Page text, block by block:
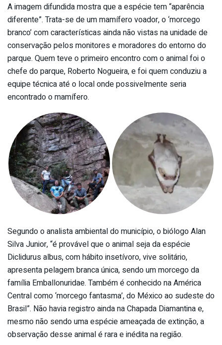
A imagem difundida mostra que a espécie tem “aparência
diferente”. Trata-se de um mamífero voador, o ‘morcego
branco’ com características ainda não vistas na unidade de
conservação pelos monitores e moradores do entorno do
parque. Quem teve o primeiro encontro com o animal foi o
chefe do parque, Roberto Nogueira, e foi quem conduziu a
equipe técnica até o local onde possivelmente seria
encontrado o mamífero.
Segundo o analista ambiental do município, o biólogo Alan
Silva Junior, “é provável que o animal seja da espécie
Diclidurus albus, com hábito insetívoro, vive solitário,
apresenta pelagem branca única, sendo um morcego da
família Emballonuridae. Também é conhecido na América
Central como ‘morcego fantasma’, do México ao sudeste do
Brasil”. Não havia registro ainda na Chapada Diamantina e,
mesmo não sendo uma espécie ameaçada de extinção, a
observação desse animal é rara e inédita na região.